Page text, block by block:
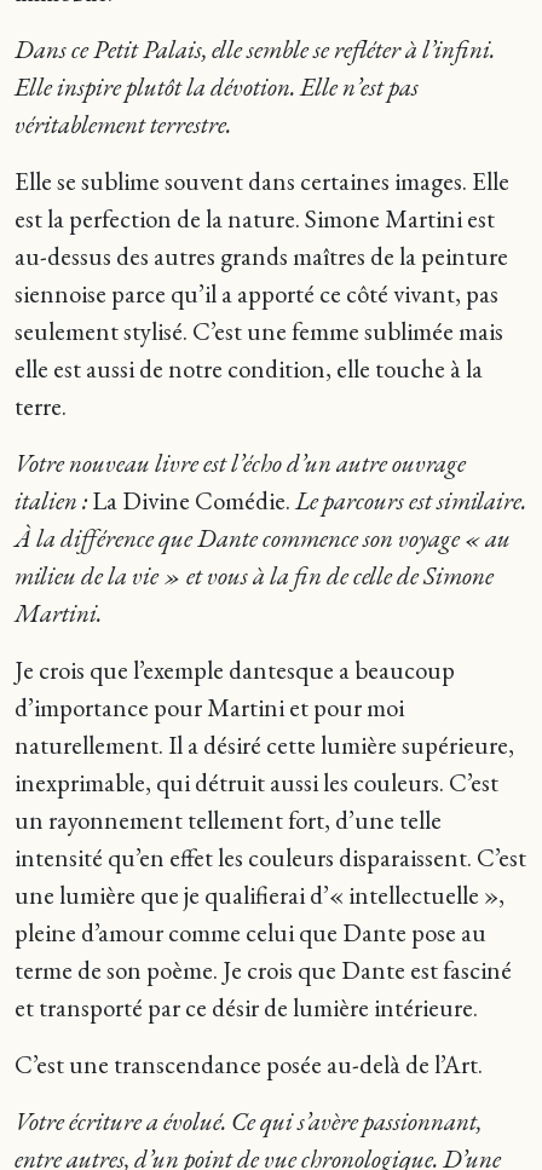
Dans ce Petit Palais, elle semble se refléter à l’infini.
Elle inspire plutôt la dévotion. Elle n’est pas
véritablement terrestre.
Elle se sublime souvent dans certaines images. Elle
est la perfection de la nature. Simone Martini est
au-dessus des autres grands maîtres de la peinture
siennoise parce qu’il a apporté ce côté vivant, pas
seulement stylisé. C’est une femme sublimée mais
elle est aussi de notre condition, elle touche à la
terre.
Votre nouveau livre est l’écho d’un autre ouvrage
italien :La Divine Comédie.Le parcours est similaire.
À la différence que Dante commence son voyage « au
milieu de la vie » et vous à la fin de celle de Simone
Martini.
Je crois que l’exemple dantesque a beaucoup
d’importance pour Martini et pour moi
naturellement. Il a désiré cette lumière supérieure,
inexprimable, qui détruit aussi les couleurs. C’est
un rayonnement tellement fort, d’une telle
intensité qu’en effet les couleurs disparaissent. C’est
une lumière que je qualifierai d’« intellectuelle »,
pleine d’amour comme celui que Dante pose au
terme de son poème. Je crois que Dante est fasciné
et transporté par ce désir de lumière intérieure.
C’est une transcendance posée au-delà de l’Art.
Votre écriture a évolué. Ce qui s’avère passionnant,
entre autres, d’un point de vue chronologique. D’une